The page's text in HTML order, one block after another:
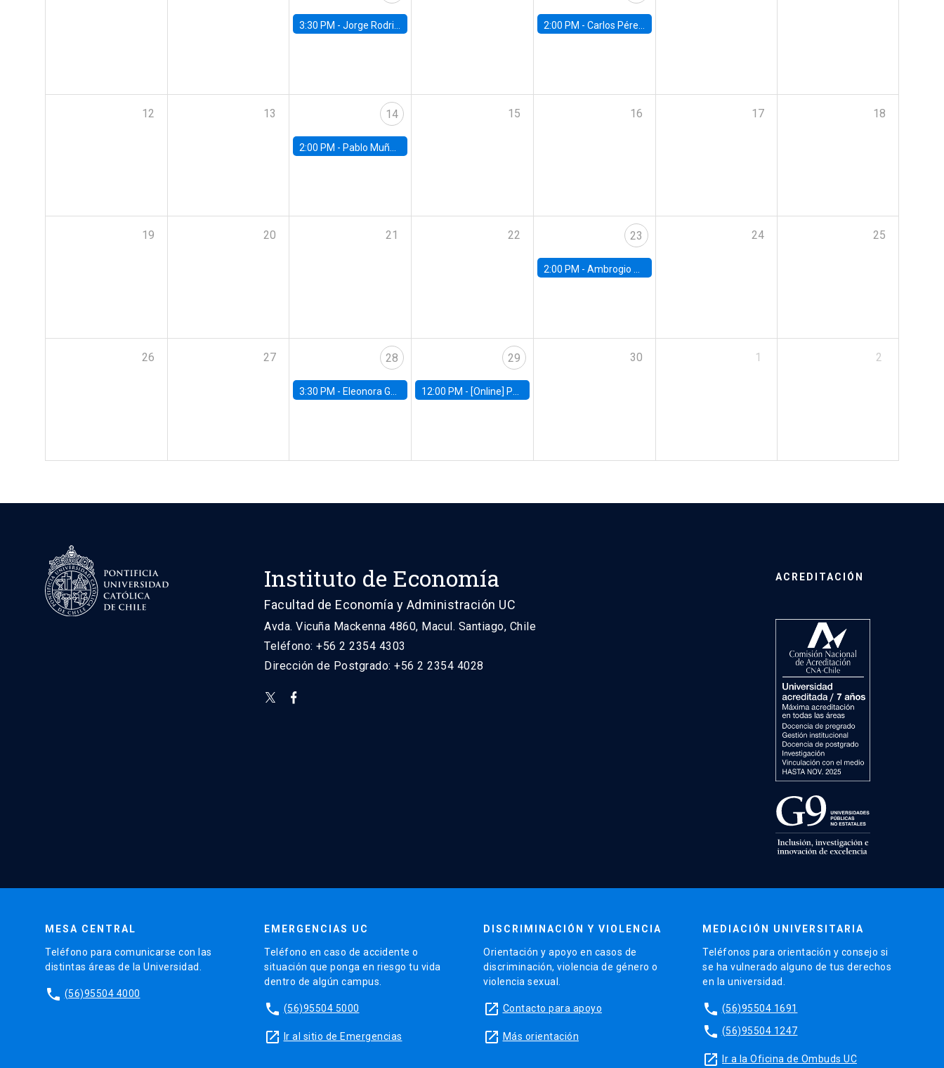
3:30 PM -Jorge Rodriguez, Universidad de Los Andes 2:00 PM - Carlos Pérez, Universidad Finis Terrae
12 13 14
2:00 PM - Pablo Muñoz, Universidad de Chile
15 16 17 18
19 20 21 22 23
2:00 PM - Ambrogio Cesa-Bianchi, Bank of England
24 25
26 27 28
3:30 PM - Eleonora Guarnieri, Exeter University
29
12:00 PM - [Online] Pablo Slutzky, University of Maryland
30 1 2
Instituto de Economía
Facultad de Economía y Administración UC
Avda. Vicuña Mackenna 4860, Macul. Santiago, Chile
Teléfono: +56 2 2354 4303
Dirección de Postgrado: +56 2 2354 4028
ACREDITACIÓN
MESA CENTRAL
Teléfono para comunicarse con las
distintas áreas de la Universidad.
phone (56)95504 4000
EMERGENCIAS UC
Teléfono en caso de accidente o
situación que ponga en riesgo tu vida
dentro de algún campus.
phone (56)95504 5000
launch Ir al sitio de Emergencias
DISCRIMINACIÓN Y VIOLENCIA
Orientación y apoyo en casos de
discriminación, violencia de género o
violencia sexual.
launch Contacto para apoyo
launch Más orientación
MEDIACIÓN UNIVERSITARIA
Teléfonos para orientación y consejo si
se ha vulnerado alguno de tus derechos
en la universidad.
phone (56)95504 1691
phone (56)95504 1247
launch Ir a la Oficina de Ombuds UC